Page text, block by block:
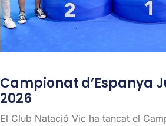
Campionat d’Espanya
2026
El Club Natació Vic ha tancat el